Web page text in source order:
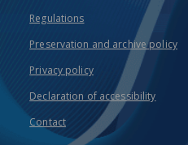
Regulations
Preservation and archive policy
Privacy policy
Declaration of accessibility
Contact